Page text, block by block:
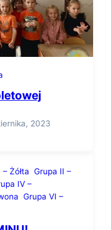
2023
Żółta Grupa II –
IV –
Grupa VI –